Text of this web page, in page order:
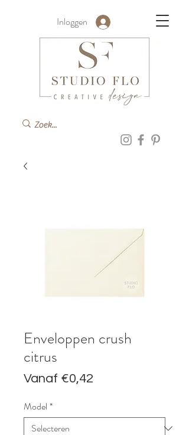
Inloggen
Enveloppen crush
citrus
Vanaf €0,42
Model *